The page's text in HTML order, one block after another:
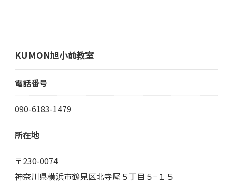
KUMON旭小前教室
電話番号
090-6183-1479
所在地
〒230-0074
神奈川県横浜市鶴見区北寺尾５丁目５−１５